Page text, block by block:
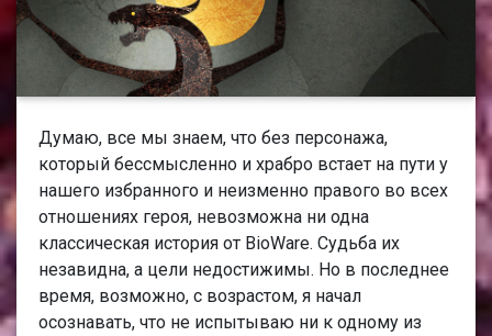
Думаю, все мы знаем, что без персонажа,
который бессмысленно и храбро встает на пути у
нашего избранного и неизменно правого во всех
отношениях героя, невозможна ни одна
классическая история от BioWare. Судьба их
незавидна, а цели недостижимы. Но в последнее
время, возможно, с возрастом, я начал
осознавать, что не испытываю ни к одному из